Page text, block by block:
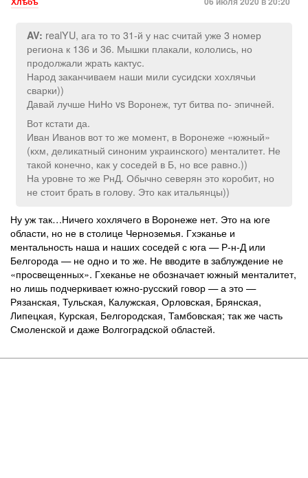
AV: realYU, ага то то 31-й у нас считай уже 3 номер
региона к 136 и 36. Мышки плакали, кололись, но
продолжали жрать кактус.
Народ заканчиваем наши мили сусидски хохлячьи
сварки))
Давай лучше НиНо vs Воронеж, тут битва по- эпичней.
Вот кстати да.
Иван Иванов вот то же момент, в Воронеже «южный»
(кхм, деликатный синоним украинского) менталитет. Не
такой конечно, как у соседей в Б, но все равно.))
На уровне то же РнД. Обычно северян это коробит, но
не стоит брать в голову. Это как итальянцы))
Ну уж так…Ничего хохлячего в Воронеже нет. Это на юге
области, но не в столице Черноземья. Гхэканье и
ментальность наша и наших соседей с юга — Р-н-Д или
Белгорода — не одно и то же. Не вводите в заблуждение не
«просвещенных». Гхеканье не обозначает южный менталитет,
но лишь подчеркивает южно-русский говор — а это —
Рязанская, Тульская, Калужская, Орловская, Брянская,
Липецкая, Курская, Белгородская, Тамбовская; так же часть
Смоленской и даже Волгоградской областей.